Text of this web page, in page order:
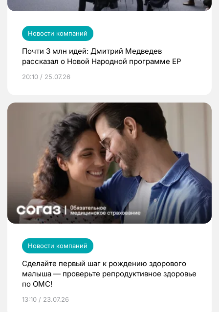
Новости компаний
Почти 3 млн идей: Дмитрий Медведев
рассказал о Новой Народной программе ЕР
20:10 / 25.07.26
Новости компаний
Сделайте первый шаг к рождению здорового
малыша — проверьте репродуктивное здоровье
по ОМС!
13:10 / 23.07.26